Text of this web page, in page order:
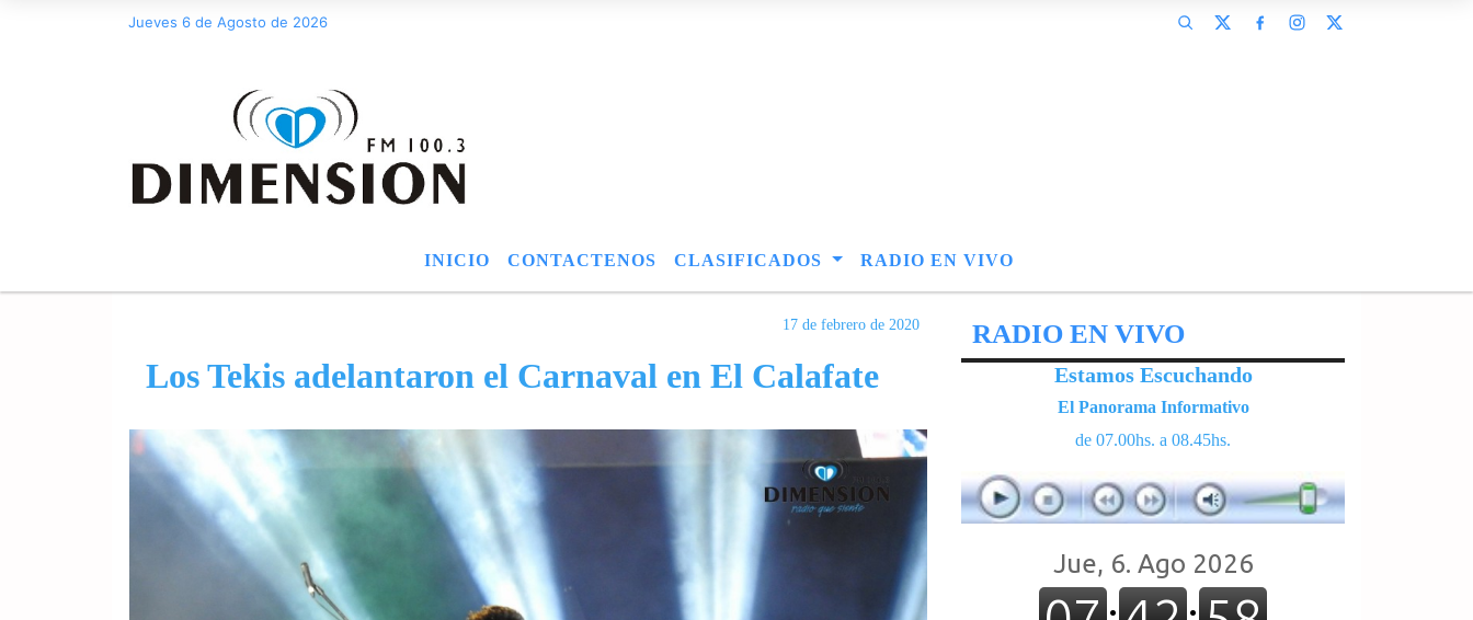
Jueves 6 de Agosto de 2026
INICIO CONTACTENOS CLASIFICADOS RADIO EN VIVO
17 de febrero de 2020
Los Tekis adelantaron el Carnaval en El Calafate
RADIO EN VIVO
Estamos Escuchando
El Panorama Informativo
de 07.00hs. a 08.45hs.